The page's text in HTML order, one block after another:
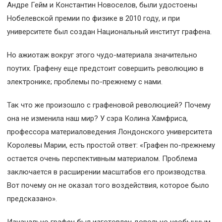
Андре Гейм и Константин Новоселов, были удостоены
Нобелевской премии по физике в 2010 году, и при
университете был создан Национальный институт графена.
Но ажиотаж вокруг этого чудо-материала значительно
поутих. Графену еще предстоит совершить революцию в
электронике; проблемы по-прежнему с нами.
Так что же произошло с графеновой революцией? Почему
она не изменила наш мир? У сэра Колина Хамфриса,
профессора материаловедения Лондонского университета
Королевы Марии, есть простой ответ: «Графен по-прежнему
остается очень перспективным материалом. Проблема
заключается в расширении масштабов его производства.
Вот почему он не оказал того воздействия, которое было
предсказано».